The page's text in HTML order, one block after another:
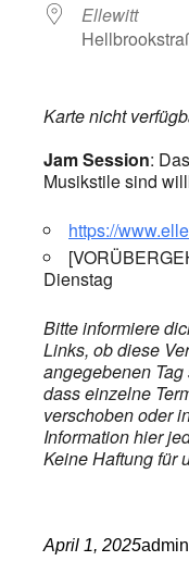
Ellewitt
Karte nicht
Jam Session:
Musikstile sind
https://
Dienstag
Bitte informiere
Links, ob diese
angegebenen
dass einzelne
verschoben oder
Information hier
Keine Haftung für
April 1, 2025admin